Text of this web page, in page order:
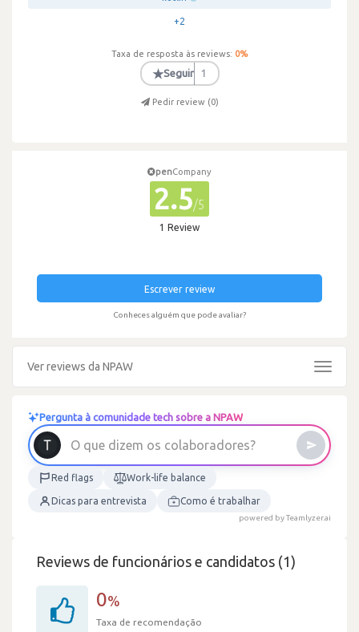
+2
Taxa de resposta às reviews: 0%
★Seguir 1
Pedir review (0)
penCompany
2.5/5
1 Review
Escrever review
Conheces alguém que pode avaliar?
Ver reviews da NPAW
Toggle
Pergunta à comunidade tech sobre a NPAW
O que d izem os colaborad ores?
Red flags Work-life balance
Dicas para entrevista Como é trabalhar
powered by Teamlyzer.ai
Reviews de funcionários e candidatos (1)
0%
Taxa de recomendação